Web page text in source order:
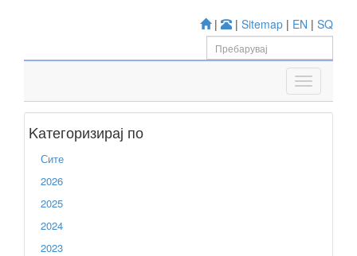
| | Sitemap | EN | SQ
Kатегоризирај по
Сите
2026
2025
2024
2023